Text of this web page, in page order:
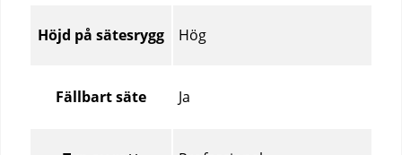
Höjd på sätesrygg Hög
Fällbart säte Ja